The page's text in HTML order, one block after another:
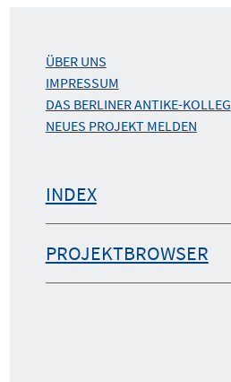
ÜBER UNS
IMPRESSUM
DAS BERLINER ANTIKE-KOLLEG
NEUES PROJEKT MELDEN
INDEX
PROJEKTBROWSER